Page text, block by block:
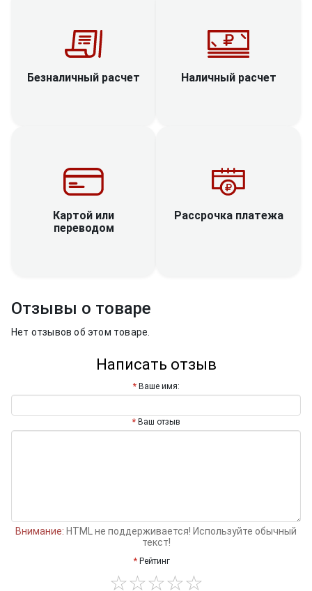
Безналичный расчет Наличный расчет
Картой или
переводом
Рассрочка платежа
Отзывы о товаре
Нет отзывов об этом товаре.
Написать отзыв
Ваше имя:
Ваш отзыв
Внимание: HTML не поддерживается! Используйте обычный
текст!
Рейтинг